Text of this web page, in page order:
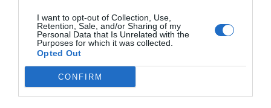
I want to opt-out of Collection, Use,
Retention, Sale, and/or Sharing of my
Personal Data that Is Unrelated with the
Purposes for which it was collected.
Opted Out
CONFIRM